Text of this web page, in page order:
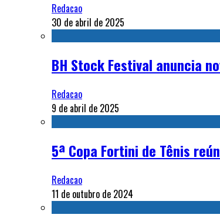
Redacao
30 de abril de 2025
BH Stock Festival anuncia
Redacao
9 de abril de 2025
5ª Copa Fortini de Tênis
Redacao
11 de outubro de 2024